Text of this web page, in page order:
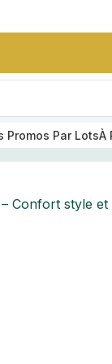
Promos Par LotsÀ
style et
Confort style et